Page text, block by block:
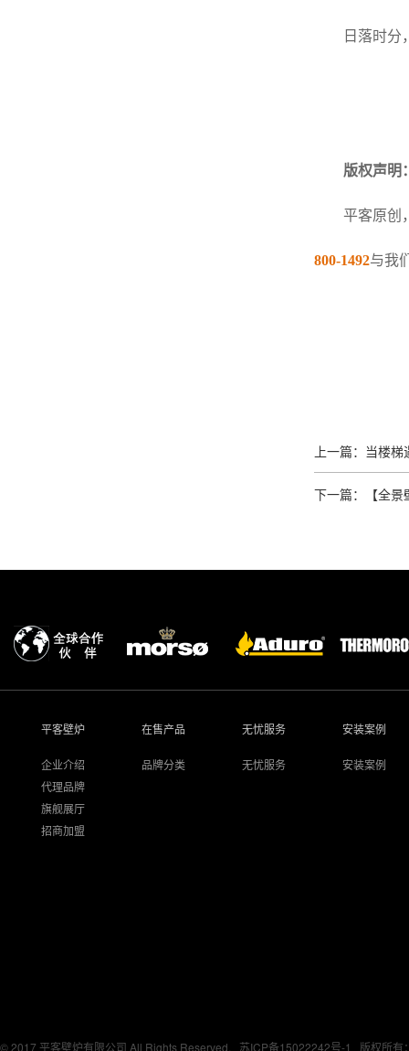
日落时分
版权声明
平客原创
800-1492与我
上一篇：当楼
下一篇：【全景
平客壁炉
企业介绍
代理品牌
旗舰展厅
招商加盟
在售产品
品牌分类
无忧服务
无忧服务
安装案例
安装案例
© 2017 平客壁炉有限公司 All Rights Reserved. 苏ICP备15022242号-1 版权所有